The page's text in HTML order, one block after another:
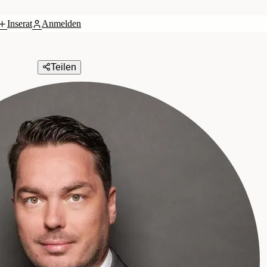
Inserat
Anmelden
Teilen